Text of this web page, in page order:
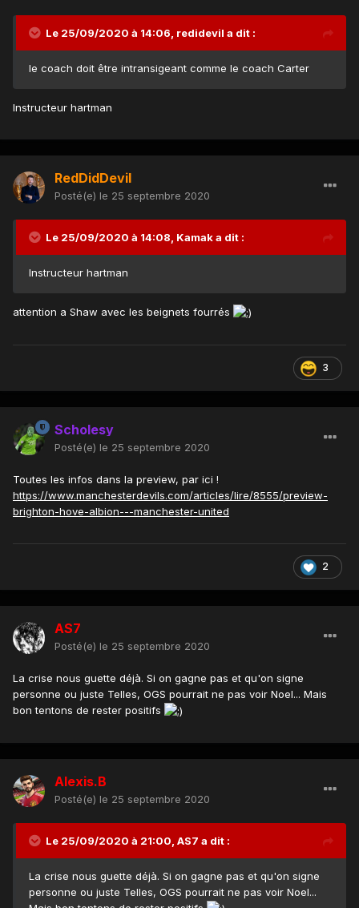
Le 25/09/2020 à 14:06, redidevil a dit :
le coach doit être intransigeant comme le coach Carter
Instructeur hartman
RedDidDevil
Posté(e) le 25 septembre 2020
Le 25/09/2020 à 14:08, Kamaka dit :
Instructeur hartman
attention a Shaw avec les beignets fourrés
3
Scholesy
Posté(e) le 25 septembre 2020
Toutes les infos dans la preview, par ici !
https://www.manchesterdevils.com/articles/lire/8555/preview-
brighton-hove-albion---manchester-united
2
AS7
Posté(e) le 25 septembre 2020
La crise nous guette déjà. Si on gagne pas et qu'on signe
personne ou juste Telles, OGS pourrait ne pas voir Noel... Mais
bon tentons de rester positifs
Alexis.B
Posté(e) le 25 septembre 2020
Le 25/09/2020 à 21:00, AS7 a dit :
La crise nous guette déjà. Si on gagne pas et qu'on signe
personne ou juste Telles, OGS pourrait ne pas voir Noel...